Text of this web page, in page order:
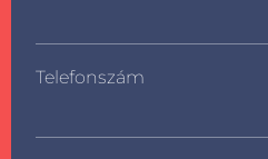
Telefonszám